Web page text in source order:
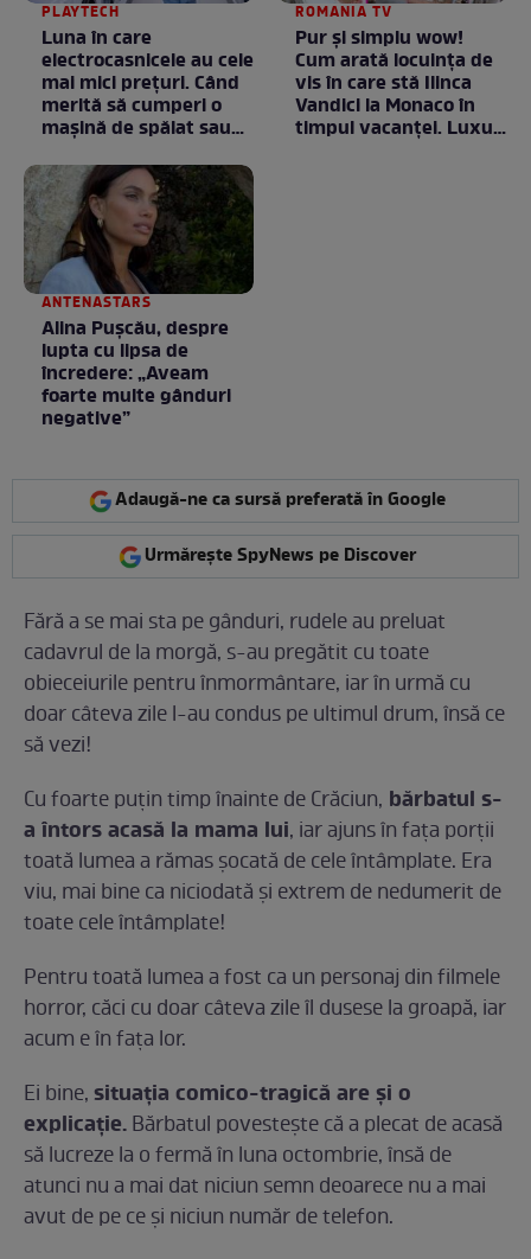
PLAYTECH
Luna în care
electrocasnicele au cele
mai mici prețuri. Când
merită să cumperi o
mașină de spălat sau
ROMANIA TV
Pur și simplu wow!
Cum arată locuința de
vis în care stă Ilinca
Vandici la Monaco în
timpul vacanței. Luxul
ANTENASTARS
Alina Pușcău, despre
lupta cu lipsa de
încredere: „Aveam
foarte multe gânduri
negative”
Adaugă-ne ca sursă preferată în Google
Urmărește SpyNews pe Discover
Fără a se mai sta pe gânduri, rudele au preluat
cadavrul de la morgă, s-au pregătit cu toate
obieceiurile pentru înmormântare, iar în urmă cu
doar câteva zile l-au condus pe ultimul drum, însă ce
să vezi!
Cu foarte puțin timp înainte de Crăciun, bărbatul s-
a întors acasă la mama lui, iar ajuns în fața porții
toată lumea a rămas șocată de cele întâmplate. Era
viu, mai bine ca niciodată și extrem de nedumerit de
toate cele întâmplate!
Pentru toată lumea a fost ca un personaj din filmele
horror, căci cu doar câteva zile îl dusese la groapă, iar
acum e în fața lor.
Ei bine,situația comico-tragică are și o
explicație.Bărbatul povestește că a plecat de acasă
să lucreze la o fermă în luna octombrie, însă de
atunci nu a mai dat niciun semn deoarece nu a mai
avut de pe ce și niciun număr de telefon.